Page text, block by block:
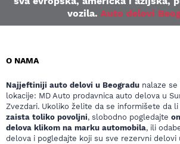
vozila. Auto delovi
O NAMA
Najjeftiniji auto delovi u Beogradu nalaze se
lokacije: MD Auto prodavnica auto delova u
Zvezdari. Ukoliko želite da se informišete da li
zaista toliko povoljni, slobodno pogledajte
delova klikom na marku automobila, ili
delova i pogledajte koji su sve rezervni delovi